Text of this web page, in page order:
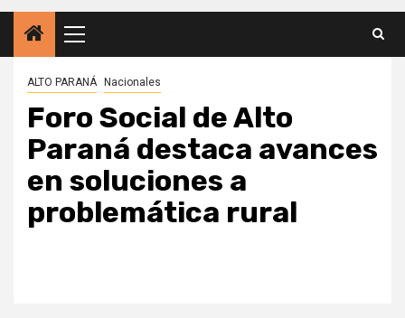
Menú
principal
ALTO PARANÁ Nacionales
Foro Social de Alto
Paraná destaca avances
en soluciones a
problemática rural